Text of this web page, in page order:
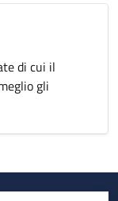
di cui il
gli